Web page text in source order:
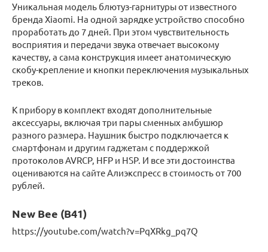
Уникальная модель блютуз-гарнитуры от известного
бренда Xiaomi. На одной зарядке устройство способно
проработать до 7 дней. При этом чувствительность
восприятия и передачи звука отвечает высокому
качеству, а сама конструкция имеет анатомическую
скобу-крепление и кнопки переключения музыкальных
треков.
К прибору в комплект входят дополнительные
аксессуары, включая три пары сменных амбушюр
разного размера. Наушник быстро подключается к
смартфонам и другим гаджетам с поддержкой
протоколов AVRCP, HFP и HSP. И все эти достоинства
оцениваются на сайте Алиэкспресс в стоимость от 700
рублей.
New Bee (B41)
https://youtube.com/watch?v=PqXRkg_pq7Q